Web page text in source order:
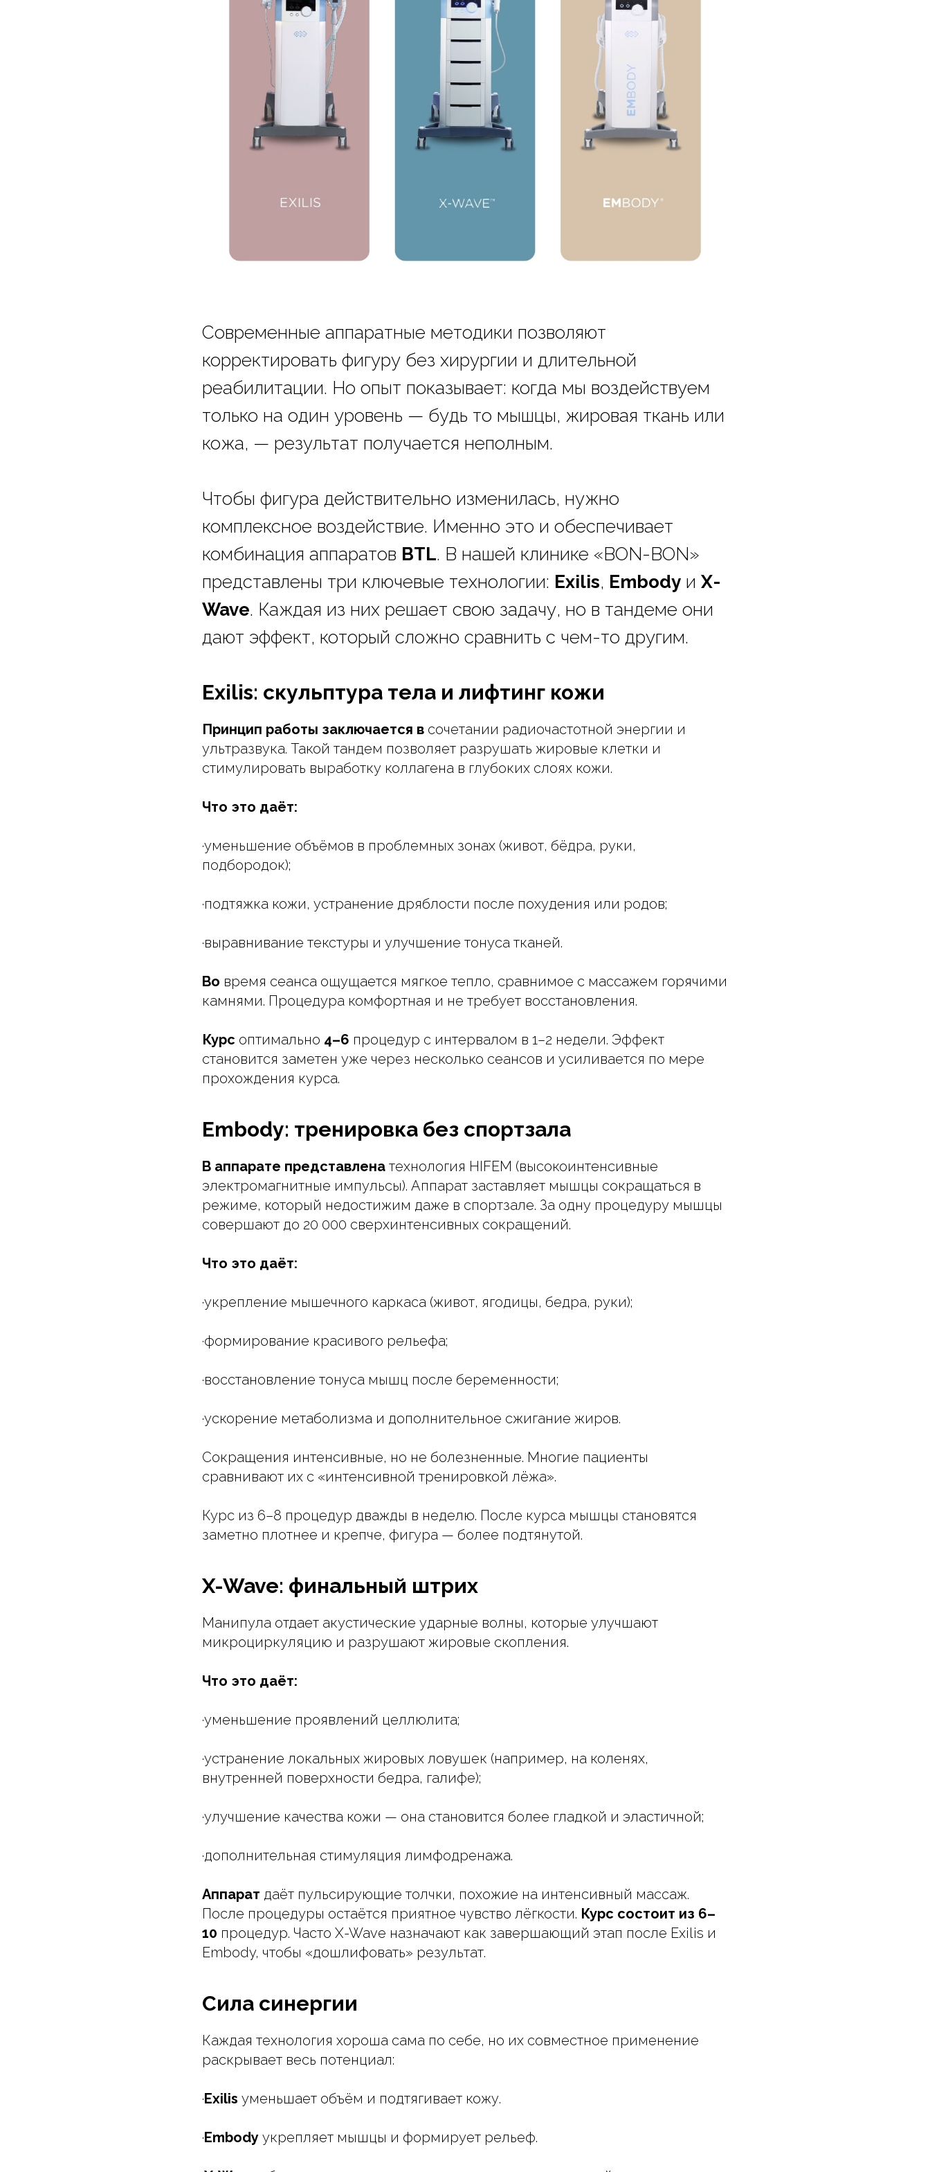
Современные аппаратные методики позволяют
корректировать фигуру без хирургии и длительной
реабилитации. Но опыт показывает: когда мы воздействуем
только на один уровень — будь то мышцы, жировая ткань или
кожа, — результат получается неполным.
Чтобы фигура действительно изменилась, нужно
комплексное воздействие. Именно это и обеспечивает
комбинация аппаратов BTL. В нашей клинике «BON-BON»
представлены три ключевые технологии: Exilis, Embody и X-
Wave. Каждая из них решает свою задачу, но в тандеме они
дают эффект, который сложно сравнить с чем-то другим.
Exilis: скульптура тела и лифтинг кожи
Принцип работы заключается в сочетании радиочастотной энергии и
ультразвука. Такой тандем позволяет разрушать жировые клетки и
стимулировать выработку коллагена в глубоких слоях кожи.
Что это даёт:
·уменьшение объёмов в проблемных зонах (живот, бёдра, руки,
подбородок);
·подтяжка кожи, устранение дряблости после похудения или родов;
·выравнивание текстуры и улучшение тонуса тканей.
Во время сеанса ощущается мягкое тепло, сравнимое с массажем горячими
камнями. Процедура комфортная и не требует восстановления.
Курс оптимально 4–6 процедур с интервалом в 1–2 недели. Эффект
становится заметен уже через несколько сеансов и усиливается по мере
прохождения курса.
Embody: тренировка без спортзала
В аппарате представлена технология HIFEM (высокоинтенсивные
электромагнитные импульсы). Аппарат заставляет мышцы сокращаться в
режиме, который недостижим даже в спортзале. За одну процедуру мышцы
совершают до 20 000 сверхинтенсивных сокращений.
Что это даёт:
·укрепление мышечного каркаса (живот, ягодицы, бедра, руки);
·формирование красивого рельефа;
·восстановление тонуса мышц после беременности;
·ускорение метаболизма и дополнительное сжигание жиров.
Сокращения интенсивные, но не болезненные. Многие пациенты
сравнивают их с «интенсивной тренировкой лёжа».
Курс из 6–8 процедур дважды в неделю. После курса мышцы становятся
заметно плотнее и крепче, фигура — более подтянутой.
X-Wave: финальный штрих
Манипула отдает акустические ударные волны, которые улучшают
микроциркуляцию и разрушают жировые скопления.
Что это даёт:
·уменьшение проявлений целлюлита;
·устранение локальных жировых ловушек (например, на коленях,
внутренней поверхности бедра, галифе);
·улучшение качества кожи — она становится более гладкой и эластичной;
·дополнительная стимуляция лимфодренажа.
Аппарат даёт пульсирующие толчки, похожие на интенсивный массаж.
После процедуры остаётся приятное чувство лёгкости. Курс состоит из 6–
10 процедур. Часто X-Wave назначают как завершающий этап после Exilis и
Embody, чтобы «дошлифовать» результат.
Сила синергии
Каждая технология хороша сама по себе, но их совместное применение
раскрывает весь потенциал:
·Exilis уменьшает объём и подтягивает кожу.
·Embody укрепляет мышцы и формирует рельеф.